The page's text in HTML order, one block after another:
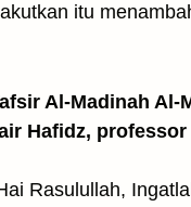
itu
Al-Madinah Al-
Hafidz,
Rasulullah,